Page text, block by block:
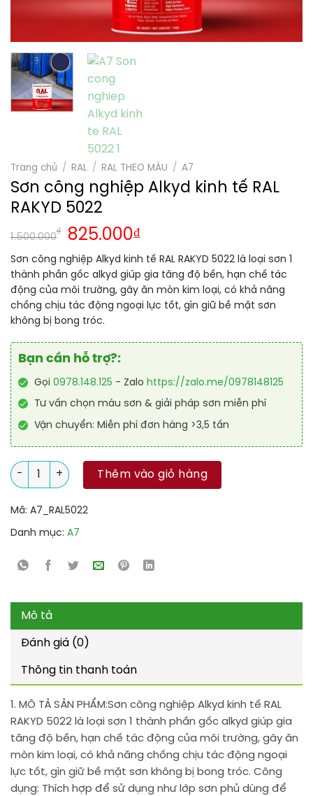
Trang chủ / RAL / RAL THEO MÀU / A7
Sơn công nghiệp Alkyd kinh tế RAL
RAKYD 5022
1.500.000
₫ 825.000₫
Sơn công nghiệp Alkyd kinh tế RAL RAKYD 5022 là loại sơn 1
thành phần gốc alkyd giúp gia tăng độ bền, hạn chế tác
động của môi trường, gây ăn mòn kim loại, có khả năng
chống chịu tác động ngoại lực tốt, gìn giữ bề mặt sơn
không bị bong tróc.
Bạn cần hỗ trợ?:
Gọi 0978.148.125 - Zalo https://zalo.me/0978148125
Tư vấn chọn màu sơn & giải pháp sơn miễn phí
Vận chuyển: Miễn phí đơn hàng >3,5 tấn
Sơn công nghiệp Alkyd kinh tế RAL RAKYD 5022 số lượng
Thêm vào giỏ hàng
Mã: A7_RAL5022
Danh mục: A7
Mô tả
Đánh giá (0)
Thông tin thanh toán
1. MÔ TẢ SẢN PHẨM:Sơn công nghiệp Alkyd kinh tế RAL
RAKYD 5022 là loại sơn 1 thành phần gốc alkyd giúp gia
tăng độ bền, hạn chế tác động của môi trường, gây ăn
mòn kim loại, có khả năng chống chịu tác động ngoại
lực tốt, gìn giữ bề mặt sơn không bị bong tróc. Công
dụng: Thích hợp để sử dụng như lớp sơn phủ dùng để